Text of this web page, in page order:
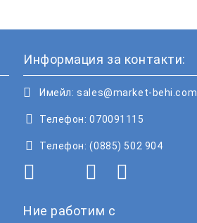
Информация за контакти:
Имейл: sales@market-behi.com
Телефон: 070091115
Телефон: (0885) 502 904
Ние работим с